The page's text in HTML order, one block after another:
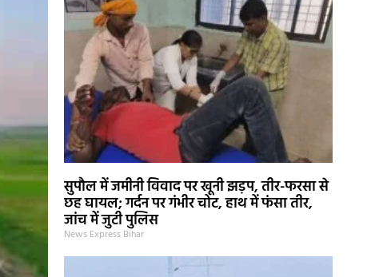
सुपौल में जमीनी विवाद पर खूनी झड़प, तीर-फरसा से
छह घायल; गर्दन पर गंभीर चोट, हाथ में फंसा तीर,
जांच में जुटी पुलिस
News Express Bihar